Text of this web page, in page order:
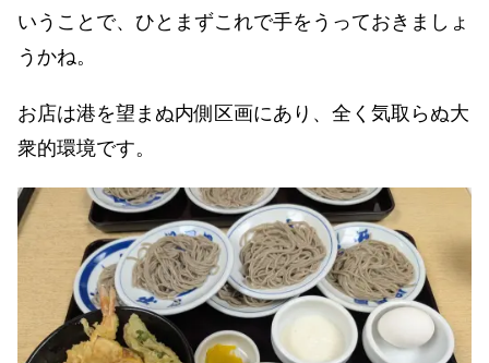
いうことで、ひとまずこれで手をうっておきましょ
うかね。
お店は港を望まぬ内側区画にあり、全く気取らぬ大
衆的環境です。